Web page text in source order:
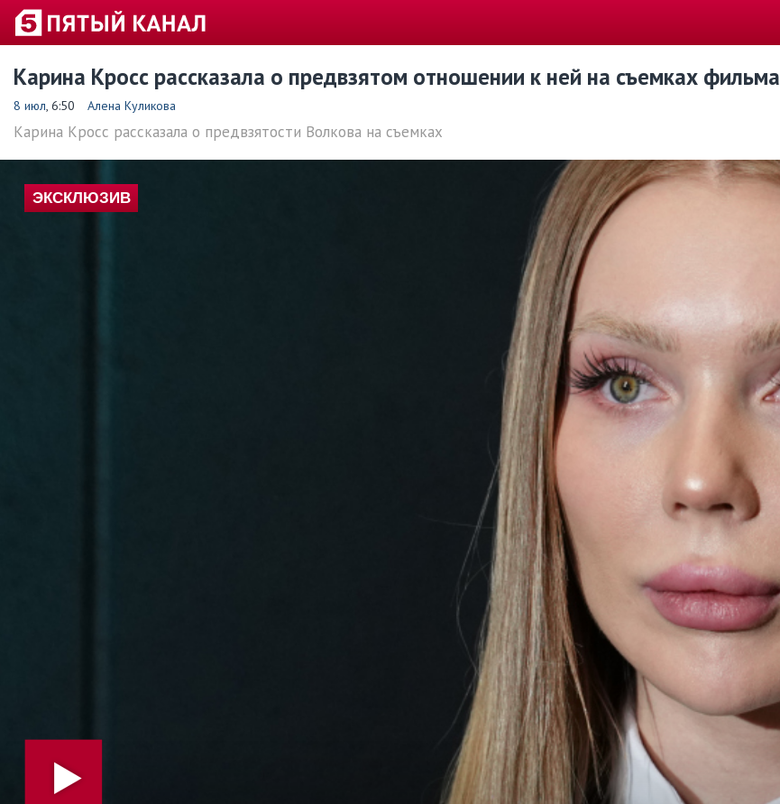
Карина Кросс рассказала о предвзятом отношении к ней на съемках фильма
8 июл, 6:50 Алена Куликова
Карина Кросс рассказала о предвзятости Волкова на съемках